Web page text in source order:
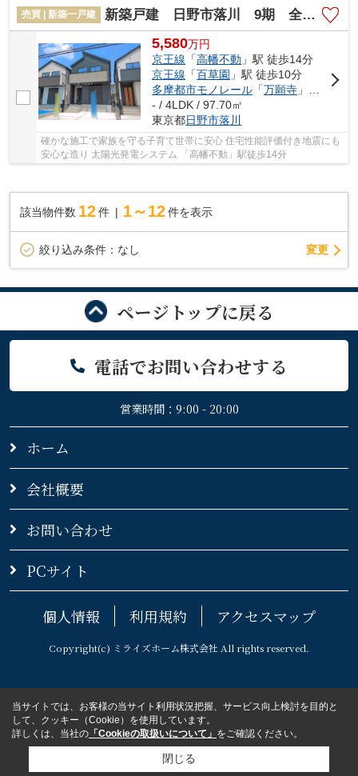
売買 | 新築一戸建 新築戸建 日野市落川 9期 全6棟
5,580万円
京王線 「高幡不動 」駅 徒歩14分
京王線 「百草園 」駅 徒歩10分
多摩都市モノレール 「万願寺 」駅 徒歩22分
- / 4LDK / 97.70㎡
東京都日野市落川
確かな施工で家族を守る子育て世帯に安心 住宅性能評価付き地震にも
安心な造り 太陽光発電システム 「高幡不動」駅徒歩14分
該当物件数 12件 1～12 件を表示
絞り込み条件： なし 変更
ページトップに戻る
電話でお問い合わせする
営業時間：9:00 - 20:00
ホーム
会社概要
お問い合わせ
PCサイト
個人情報 利用規約 アクセスマップ
Copyright(c) ミライズホーム株式会社 All rights reserved.
当サイトでは、お客様の当サイト利用状況把握、サービス向上検討を目的と
して、クッキー（Cookie）を使用しています。
詳しくは、当社の 「Cookieの取扱いについて」 をご確認ください。
閉じる